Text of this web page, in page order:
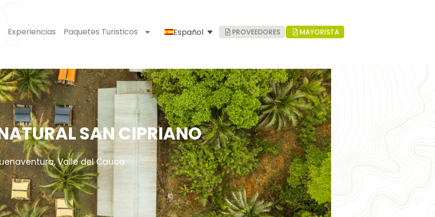
Experiencias Paquetes Turisticos Español PROVEEDORES MAYORISTA
SAN CIPRIANO
Valle del Cauca